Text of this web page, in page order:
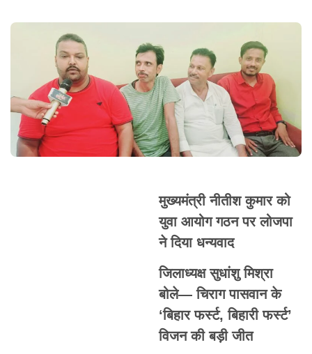
मुख्यमंत्री नीतीश कुमार को
युवा आयोग गठन पर लोजपा
ने दिया धन्यवाद
जिलाध्यक्ष सुधांशु मिश्रा
बोले— चिराग पासवान के
‘बिहार फर्स्ट, बिहारी फर्स्ट’
विजन की बड़ी जीत